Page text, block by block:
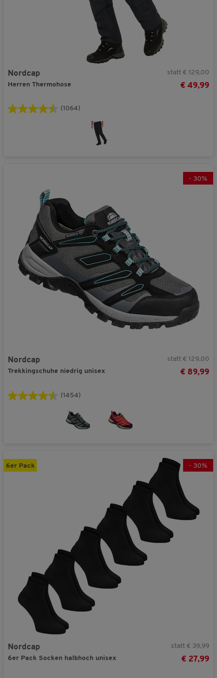
Nordcap
Herren Thermohose
statt € 129,00
€ 49,99
(1064)
- 30%
Nordcap
Trekkingschuhe niedrig unisex
statt € 129,00
€ 89,99
(1454)
6er Pack - 30%
Nordcap
6er Pack Socken halbhoch unisex
statt € 39,99
€ 27,99